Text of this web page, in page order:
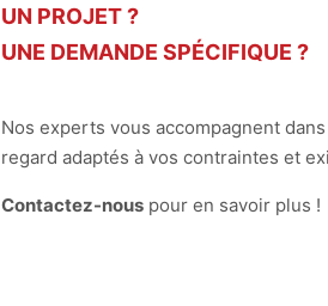
UN PROJET ?
UNE DEMANDE SPÉCIFIQUE ?
Nos experts vous accompagnent
regard adaptés à vos contraintes et
Contactez-nous pour en savoir plus !